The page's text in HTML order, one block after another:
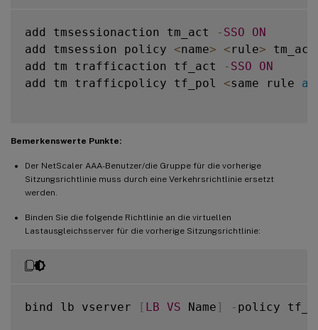
add tmsessionaction tm_act - SSO
ON
add tmsession policy <name> < rule> tm_act
add tm trafficaction tf_act
- SSO
ON
add tm trafficpolicy tf_pol <same rule as
Bemerkenswerte Punkte:
Der NetScaler AAA-Benutzer/die Gruppe für die vorherige
Sitzungsrichtlinie muss durch eine Verkehrsrichtlinie ersetzt
werden.
Binden Sie die folgende Richtlinie an die virtuellen
Lastausgleichsserver für die vorherige Sitzungsrichtlinie:
bind lb vserver [ LB VS Name ] - policy